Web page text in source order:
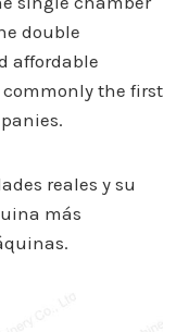
double
affordable
the first
reales y su
más